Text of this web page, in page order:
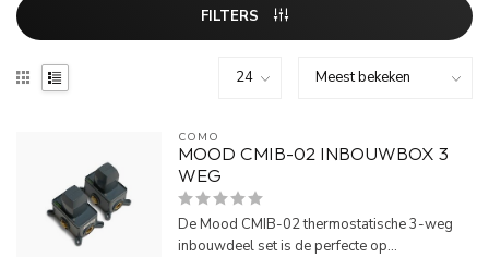
FILTERS
COMO
MOOD CMIB-02 INBOUWBOX 3
WEG
De Mood CMIB-02 thermostatische 3-weg
inbouwdeel set is de perfecte op...